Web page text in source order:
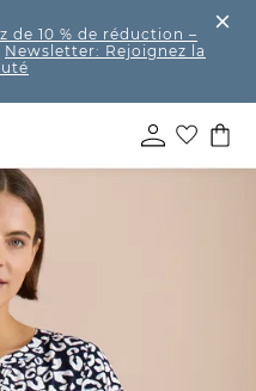
de 10 % de réduction –
Newsletter: Rejoignez la